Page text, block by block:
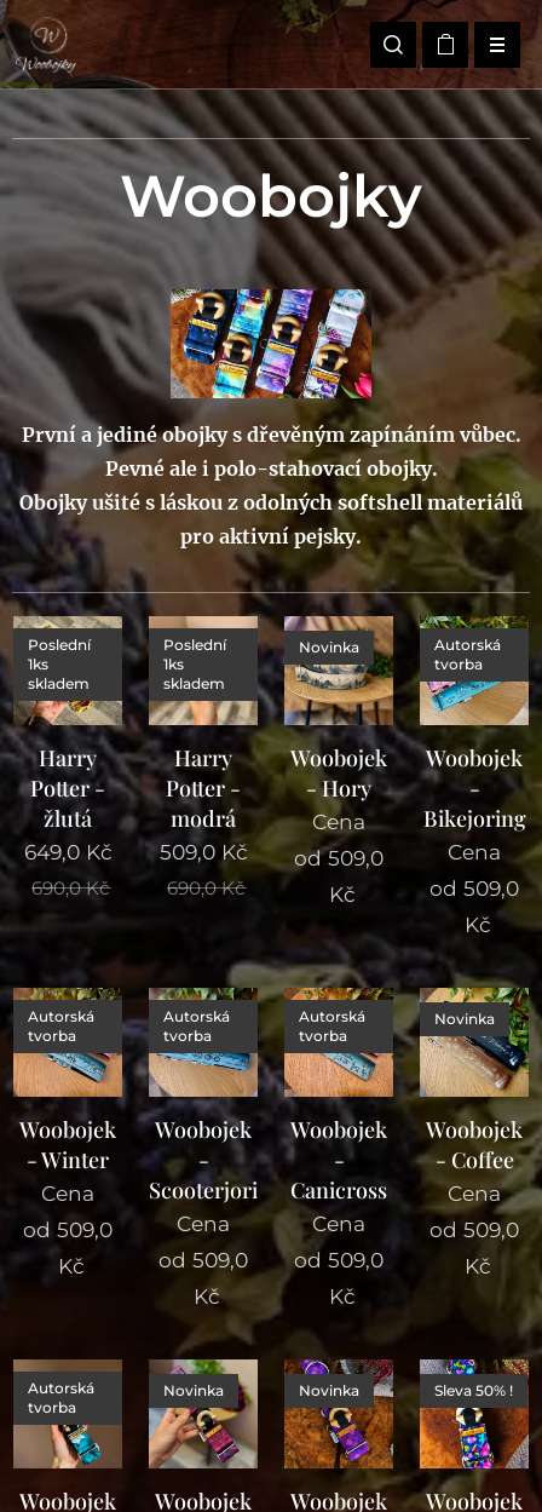
Woobojky
První a jediné obojky s dřevěným zapínáním vůbec.
Pevné ale i polo-stahovací obojky.
Obojky ušité s láskou z odolných softshell materiálů
pro aktivní pejsky.
Harry
Potter -
žlutá
Poslední
1ks
skladem
649,0Kč
690,0Kč
Harry
Potter -
modrá
Poslední
1ks
skladem
509,0Kč
690,0Kč
Woobojek
- Hory
Novinka
Cena
od509,0
Kč
Woobojek
-
Bikejoring
Autorská
tvorba
Cena
od 509,0
Kč
Woobojek
- Winter
Autorská
tvorba
Cena
od 509,0
Kč
Woobojek
-
Scooterjoring
Autorská
tvorba
Cena
od 509,0
Kč
Woobojek
-
Canicross
Autorská
tvorba
Cena
od 509,0
Kč
Woobojek
- Coffee
Novinka
Cena
od 509,0
Kč
Woobojek
Autorská
tvorba
Woobojek
Novinka
Woobojek
Novinka
Woobojek
Sleva 50% !